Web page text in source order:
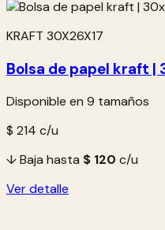
KRAFT 30X26X17
Bolsa de papel kraft |
Disponible en 9 tamaños
$ 214 c/u
↓ Baja hasta $ 120 c/u
Ver detalle